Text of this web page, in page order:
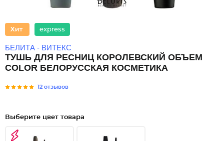
express
БЕЛИТА - ВИТЕКС
ТУШЬ ДЛЯ РЕСНИЦ КОРОЛЕВСКИЙ ОБЪЕМ
COLOR БЕЛОРУССКАЯ КОСМЕТИКА
12 отзывов
Выберите цвет товара